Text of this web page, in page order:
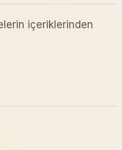
içeriklerinden